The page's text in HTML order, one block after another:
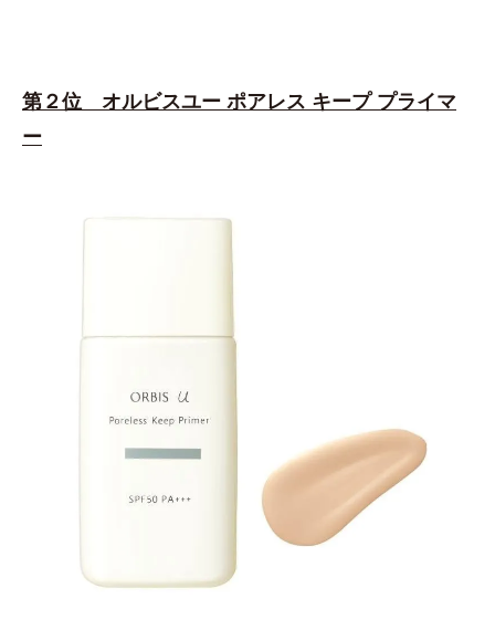
第２位 オルビスユー ポアレス キープ プライマ
ー